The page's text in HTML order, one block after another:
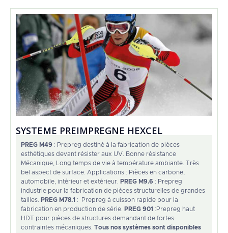
SYSTEME PREIMPREGNE HEXCEL
PREG M49 : Prepreg destiné à la fabrication de pièces
esthétiques devant résister aux UV. Bonne résistance
Mécanique, Long temps de vie à température ambiante. Très
bel aspect de surface. Applications : Pièces en carbone,
automobile, intérieur et extérieur.
PREG M9.6 : Prepreg
industrie pour la fabrication de pièces structurelles de grandes
tailles.
PREG M78.1 : Prepreg à cuisson rapide pour la
fabrication en production de série.
PREG 901 :Prepreg haut
HDT pour pièces de structures demandant de fortes
contraintes mécaniques. Tous nos systèmes sont disponibles